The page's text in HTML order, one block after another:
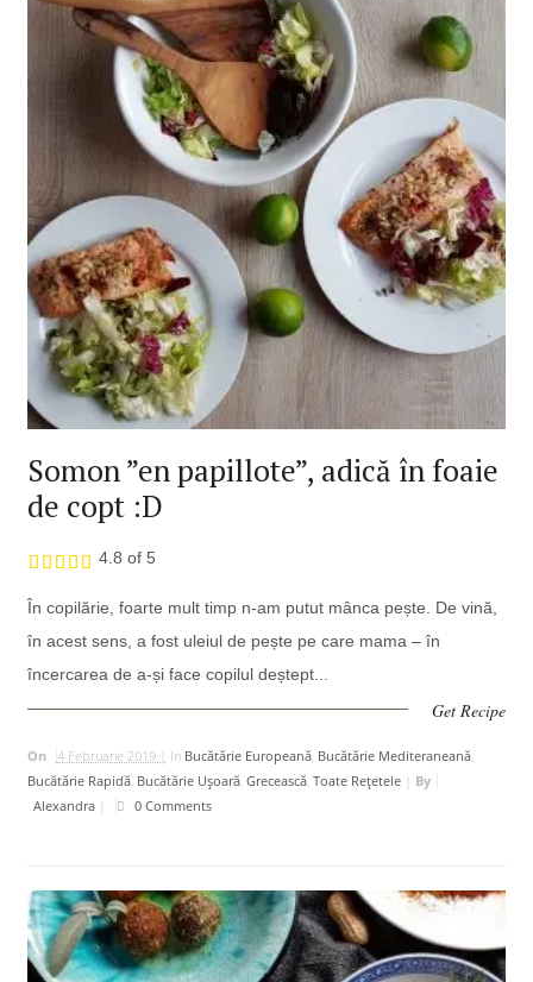
Somon ”en papillote”, adică în foaie
de copt :D
4.8 of 5
În copilărie, foarte mult timp n-am putut mânca pește. De vină,
în acest sens, a fost uleiul de pește pe care mama – în
încercarea de a-și face copilul deștept...
Get Recipe
On 4 Februarie 2019 | In Bucătărie Europeană, Bucătărie Mediteraneană,
Bucătărie Rapidă, Bucătărie Uşoară, Grecească, Toate Rețetele| By
Alexandra| 0 Comments